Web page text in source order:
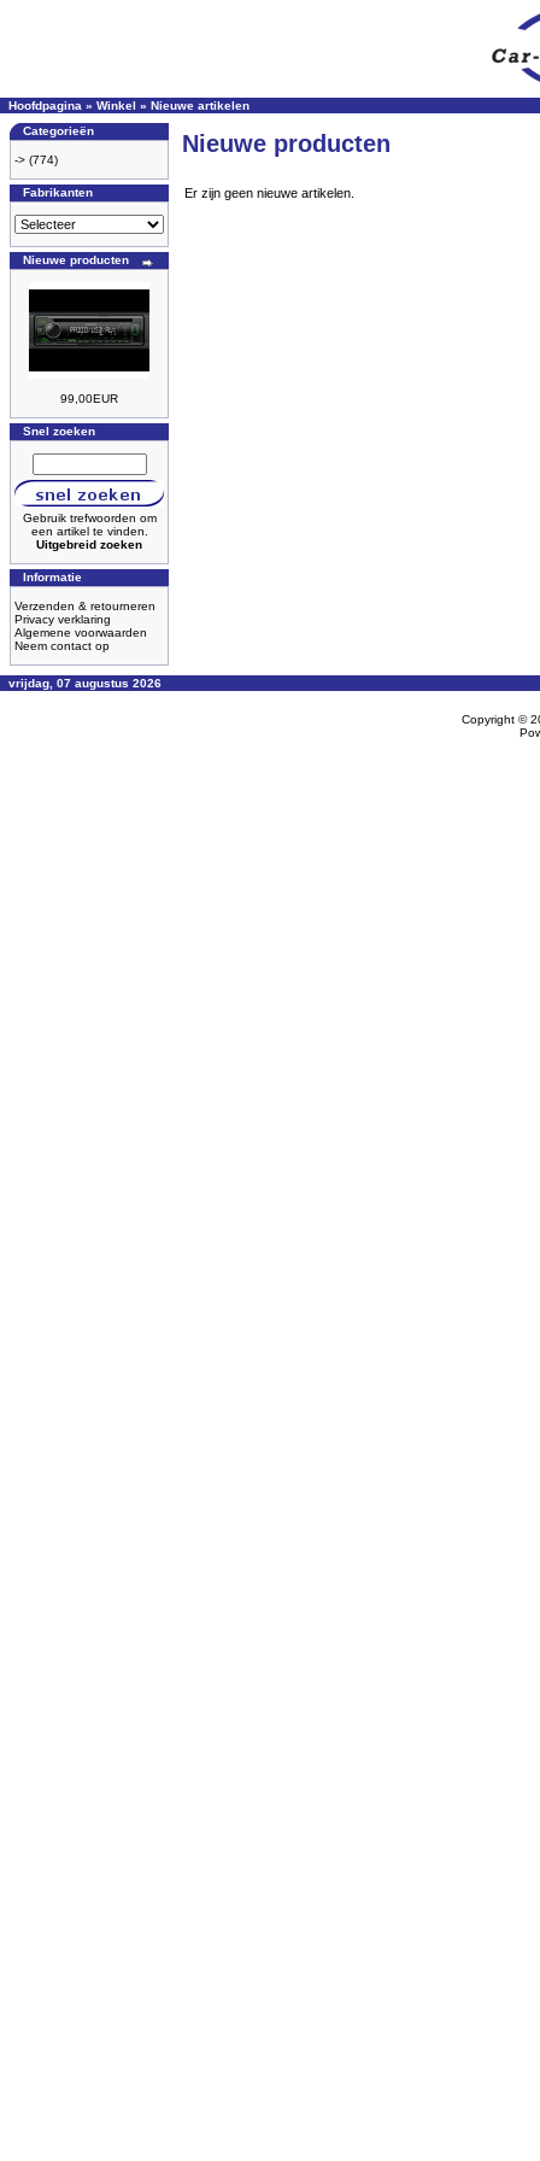
Hoofdpagina » Winkel » Nieuwe artikelen
Categorieën
-> (774)
Fabrikanten
Nieuwe producten
99,00EUR
Snel zoeken
Gebruik trefwoorden om
een artikel te vinden.
Uitgebreid zoeken
Informatie
Verzenden & retourneren
Privacy verklaring
Algemene voorwaarden
Neem contact op
Nieuwe producten
Er zijn geen nieuwe artikelen.
vrijdag, 07 augustus 2026
Copyright ©